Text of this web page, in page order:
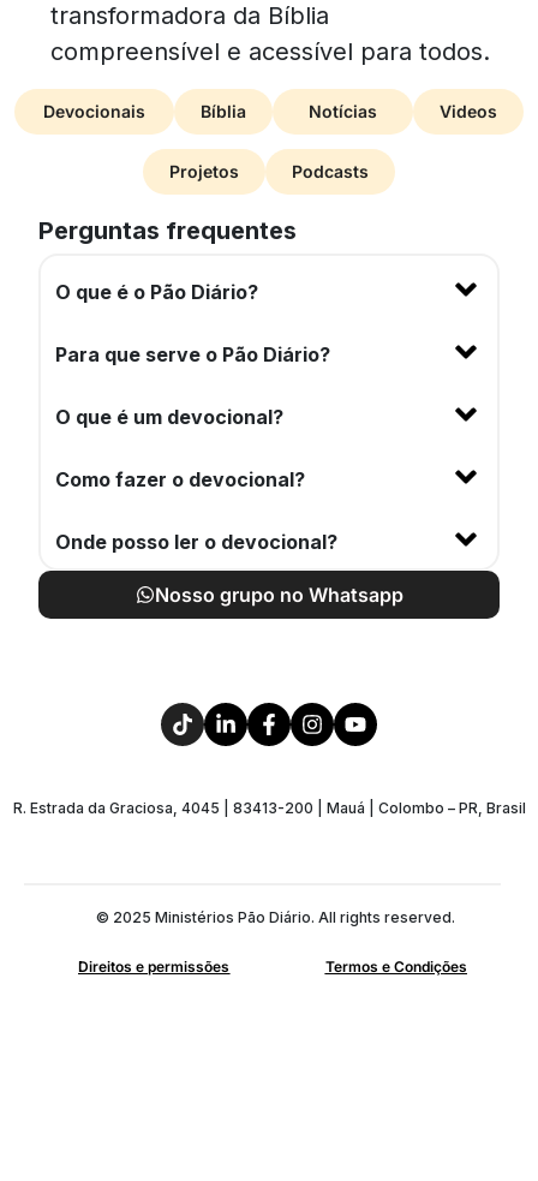
transformadora da Bíblia
compreensível e acessível para todos.
Devocionais Bíblia Notícias Videos
Projetos Podcasts
Perguntas frequentes
O que é o Pão Diário?
Para que serve o Pão Diário?
O que é um devocional?
Como fazer o devocional?
Onde posso ler o devocional?
Nosso grupo no Whatsapp
R. Estrada da Graciosa, 4045 | 83413-200 | Mauá | Colombo – PR, Brasil
© 2025 Ministérios Pão Diário. All rights reserved.
Direitos e permissões Termos e Condições